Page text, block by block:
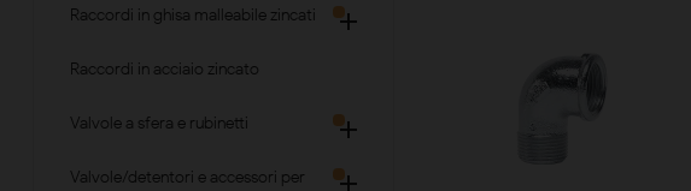
Raccordi in ghisa malleabile zincati 
Raccordi in acciaio zincato
Valvole a sfera e rubinetti 
Valvole/detentori e accessori per
